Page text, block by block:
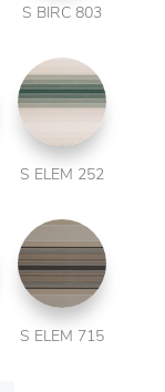
S BIRC 803
S ELEM 252
S ELEM 715